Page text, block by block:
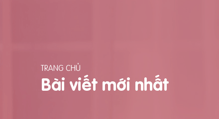
TRANG CHỦ
Bài viết mới nhất